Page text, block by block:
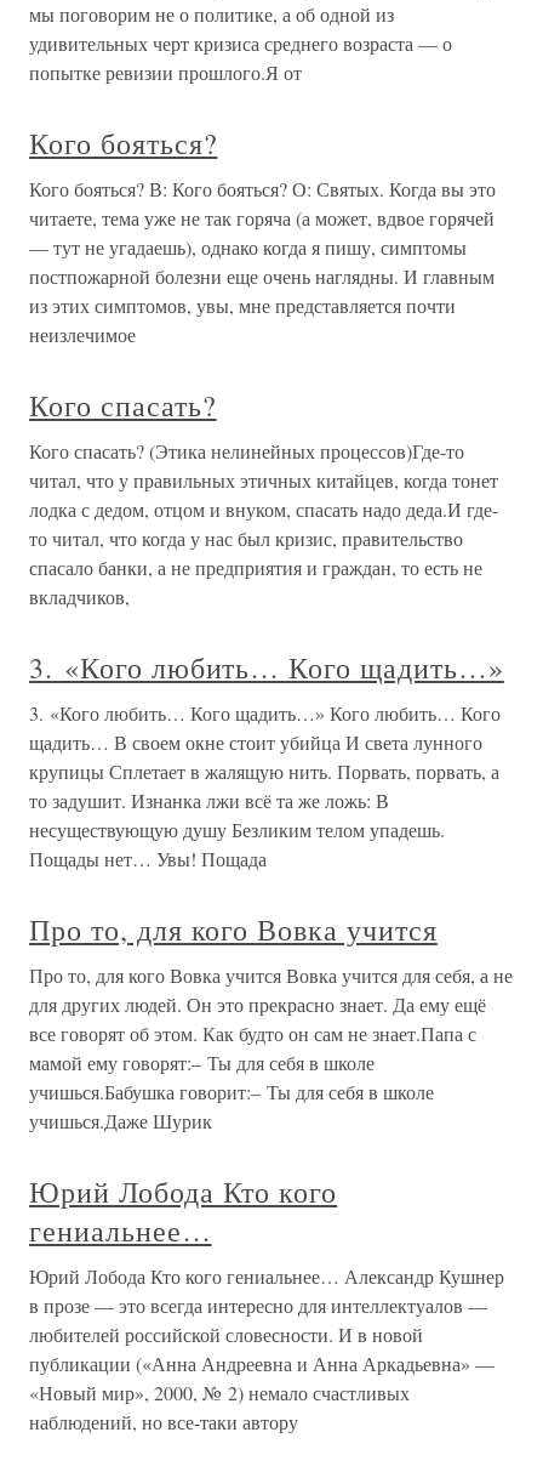
мы поговорим не о политике, а об одной из
удивительных черт кризиса среднего возраста — о
попытке ревизии прошлого.Я от
Кого бояться?
Кого бояться? В: Кого бояться? О: Святых. Когда вы это
читаете, тема уже не так горяча (а может, вдвое горячей
— тут не угадаешь), однако когда я пишу, симптомы
постпожарной болезни еще очень наглядны. И главным
из этих симптомов, увы, мне представляется почти
неизлечимое
Кого спасать?
Кого спасать? (Этика нелинейных процессов)Где-то
читал, что у правильных этичных китайцев, когда тонет
лодка с дедом, отцом и внуком, спасать надо деда.И где-
то читал, что когда у нас был кризис, правительство
спасало банки, а не предприятия и граждан, то есть не
вкладчиков,
3. «Кого любить… Кого щадить…»
3. «Кого любить… Кого щадить…» Кого любить… Кого
щадить… В своем окне стоит убийца И света лунного
крупицы Сплетает в жалящую нить. Порвать, порвать, а
то задушит. Изнанка лжи всё та же ложь: В
несуществующую душу Безликим телом упадешь.
Пощады нет… Увы! Пощада
Про то, для кого Вовка учится
Про то, для кого Вовка учится Вовка учится для себя, а не
для других людей. Он это прекрасно знает. Да ему ещё
все говорят об этом. Как будто он сам не знает.Папа с
мамой ему говорят:– Ты для себя в школе
учишься.Бабушка говорит:– Ты для себя в школе
учишься.Даже Шурик
Юрий Лобода Кто кого
гениальнее…
Юрий Лобода Кто кого гениальнее… Александр Кушнер
в прозе — это всегда интересно для интеллектуалов —
любителей российской словесности. И в новой
публикации («Анна Андреевна и Анна Аркадьевна» —
«Новый мир», 2000, № 2) немало счастливых
наблюдений, но все-таки автору